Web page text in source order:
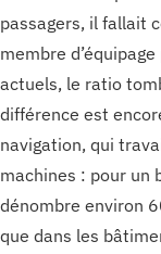
passagers, il fallait
membre
actuels, le ratio
différence est
navigation, qui
machines : pour un
dénombre environ
que dans les